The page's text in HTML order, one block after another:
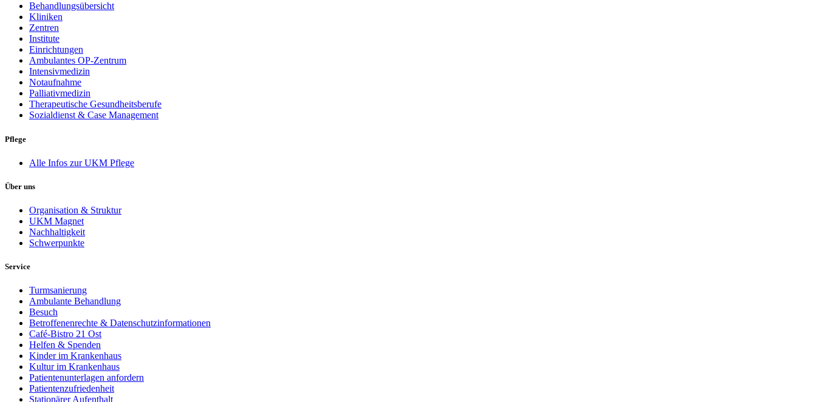
Behandlungsübersicht
Kliniken
Zentren
Institute
Einrichtungen
Ambulantes OP-Zentrum
Intensivmedizin
Notaufnahme
Palliativmedizin
Therapeutische Gesundheitsberufe
Sozialdienst & Case Management
Pflege
Alle Infos zur UKM Pflege
Über uns
Organisation & Struktur
UKM Magnet
Nachhaltigkeit
Schwerpunkte
Service
Turmsanierung
Ambulante Behandlung
Besuch
Betroffenenrechte & Datenschutzinformationen
Café-Bistro 21 Ost
Helfen & Spenden
Kinder im Krankenhaus
Kultur im Krankenhaus
Patientenunterlagen anfordern
Patientenzufriedenheit
Stationärer Aufenthalt